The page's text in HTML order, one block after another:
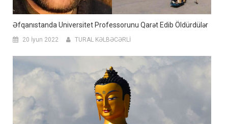
Əfqanıstanda Universitet Professorunu Qarət Edib Öldürdülər
20 İyun 2022 TURAL KƏLBƏCƏRLİ